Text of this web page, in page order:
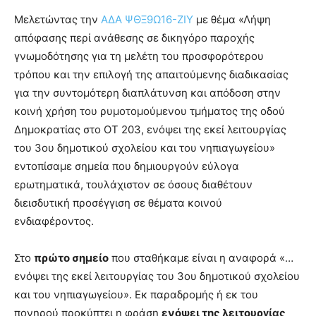
Μελετώντας την ΑΔΑ ΨΘΞ9Ω16-ΖΙΥ με θέμα «Λήψη
απόφασης περί ανάθεσης σε δικηγόρο παροχής
γνωμοδότησης για τη μελέτη του προσφορότερου
τρόπου και την επιλογή της απαιτούμενης διαδικασίας
για την συντομότερη διαπλάτυνση και απόδοση στην
κοινή χρήση του ρυμοτομούμενου τμήματος της οδού
Δημοκρατίας στο ΟΤ 203, ενόψει της εκεί λειτουργίας
του 3ου δημοτικού σχολείου και του νηπιαγωγείου»
εντοπίσαμε σημεία που δημιουργούν εύλογα
ερωτηματικά, τουλάχιστον σε όσους διαθέτουν
διεισδυτική προσέγγιση σε θέματα κοινού
ενδιαφέροντος.
Στο πρώτο σημείο που σταθήκαμε είναι η αναφορά «…
ενόψει της εκεί λειτουργίας του 3ου δημοτικού σχολείου
και του νηπιαγωγείου». Εκ παραδρομής ή εκ του
πονηρού προκύπτει η φράση ενόψει της λειτουργίας